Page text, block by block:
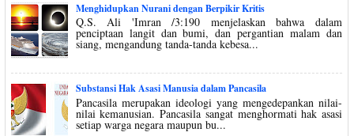
Menghidupkan Nurani dengan Berpikir Kritis
Q.S. Ali 'Imran /3:190 menjelaskan bahwa dalam
penciptaan langit dan bumi, dan pergantian malam dan
siang, mengandung tanda-tanda kebesa...
Substansi Hak Asasi Manusia dalam Pancasila
Pancasila merupakan ideologi yang mengedepankan nilai-
nilai kemanusian. Pancasila sangat menghormati hak asasi
setiap warga negara maupun bu...